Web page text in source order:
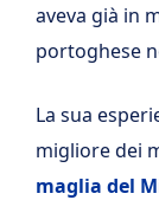
aveva già in
portoghese
La sua
migliore dei
maglia del